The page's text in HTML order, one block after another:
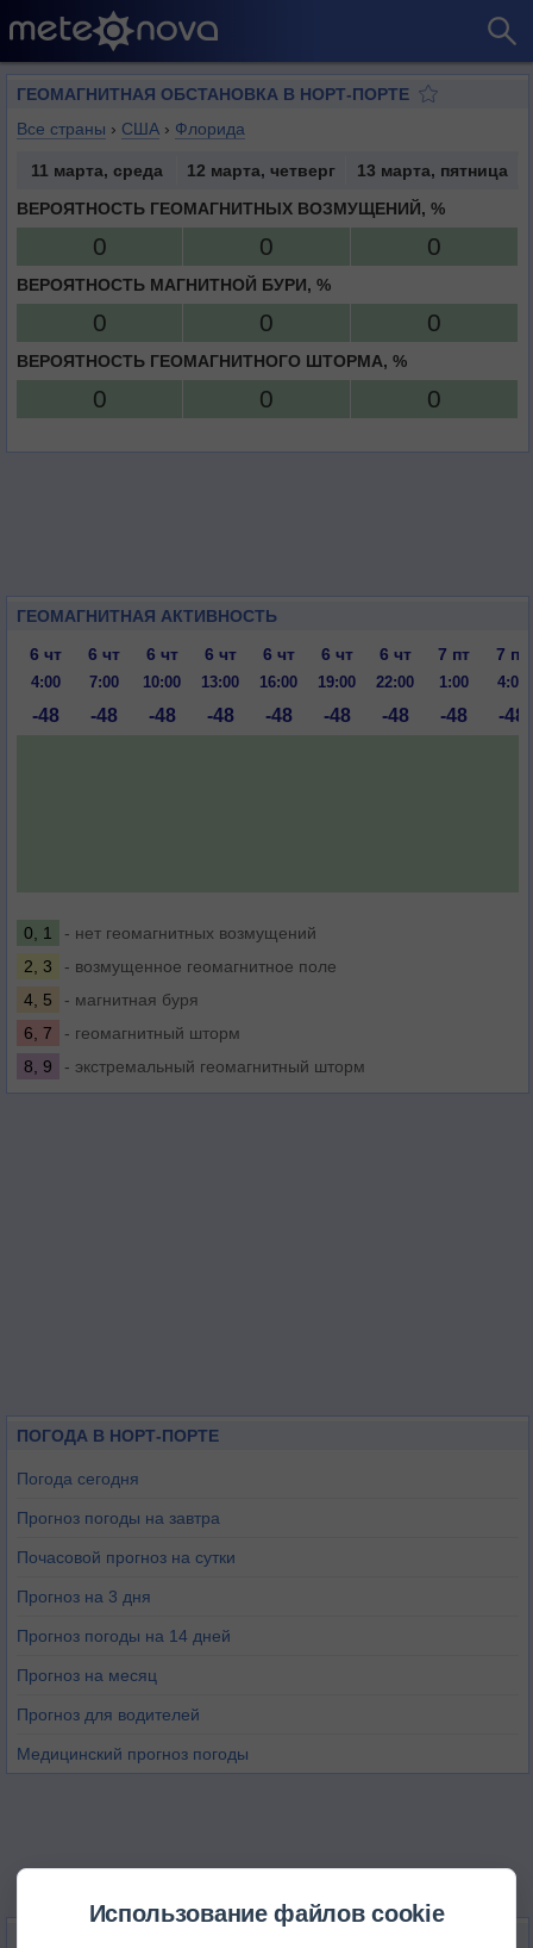
ГЕОМАГНИТНАЯ ОБСТАНОВКА В НОРТ-ПОРТЕ
Все страны › США › Флорида
11 марта, среда 12 марта, четверг
13 марта, пятница
ВЕРОЯТНОСТЬ ГЕОМАГНИТНЫХ ВОЗМУЩЕНИЙ, %
0 0 0
ВЕРОЯТНОСТЬ МАГНИТНОЙ БУРИ, %
0 0 0
ВЕРОЯТНОСТЬ ГЕОМАГНИТНОГО ШТОРМА, %
0 0 0
ГЕОМАГНИТНАЯ АКТИВНОСТЬ
6 чт
6 чт 6 чт 6 чт 6 чт 6 чт 6 чт 7 пт 7 пт
4:00 7:00 10:00 13:00 16:00 19:00 22:00 1:00 4:00
-48 -48 -48 -48 -48 -48 -48 -48 -48
0, 1
- нет геомагнитных возмущений
2, 3
- возмущенное геомагнитное поле
4, 5
- магнитная буря
6, 7
- геомагнитный шторм
8, 9
- экстремальный геомагнитный шторм
ПОГОДА В НОРТ-ПОРТЕ
Погода сегодня
Прогноз погоды на завтра
Почасовой прогноз на сутки
Прогноз на 3 дня
Прогноз погоды на 14 дней
Прогноз на месяц
Прогноз для водителей
Медицинский прогноз погоды
Использование файлов cookie